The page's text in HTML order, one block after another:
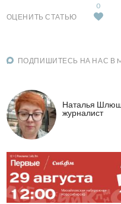
ОЦЕНИТЬ СТАТЬЮ
0
ПОДПИШИТЕСЬ НА НАС В
Наталья
журналист